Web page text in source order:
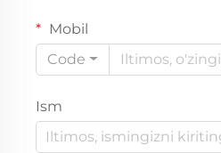
Mobil
Code
Ism